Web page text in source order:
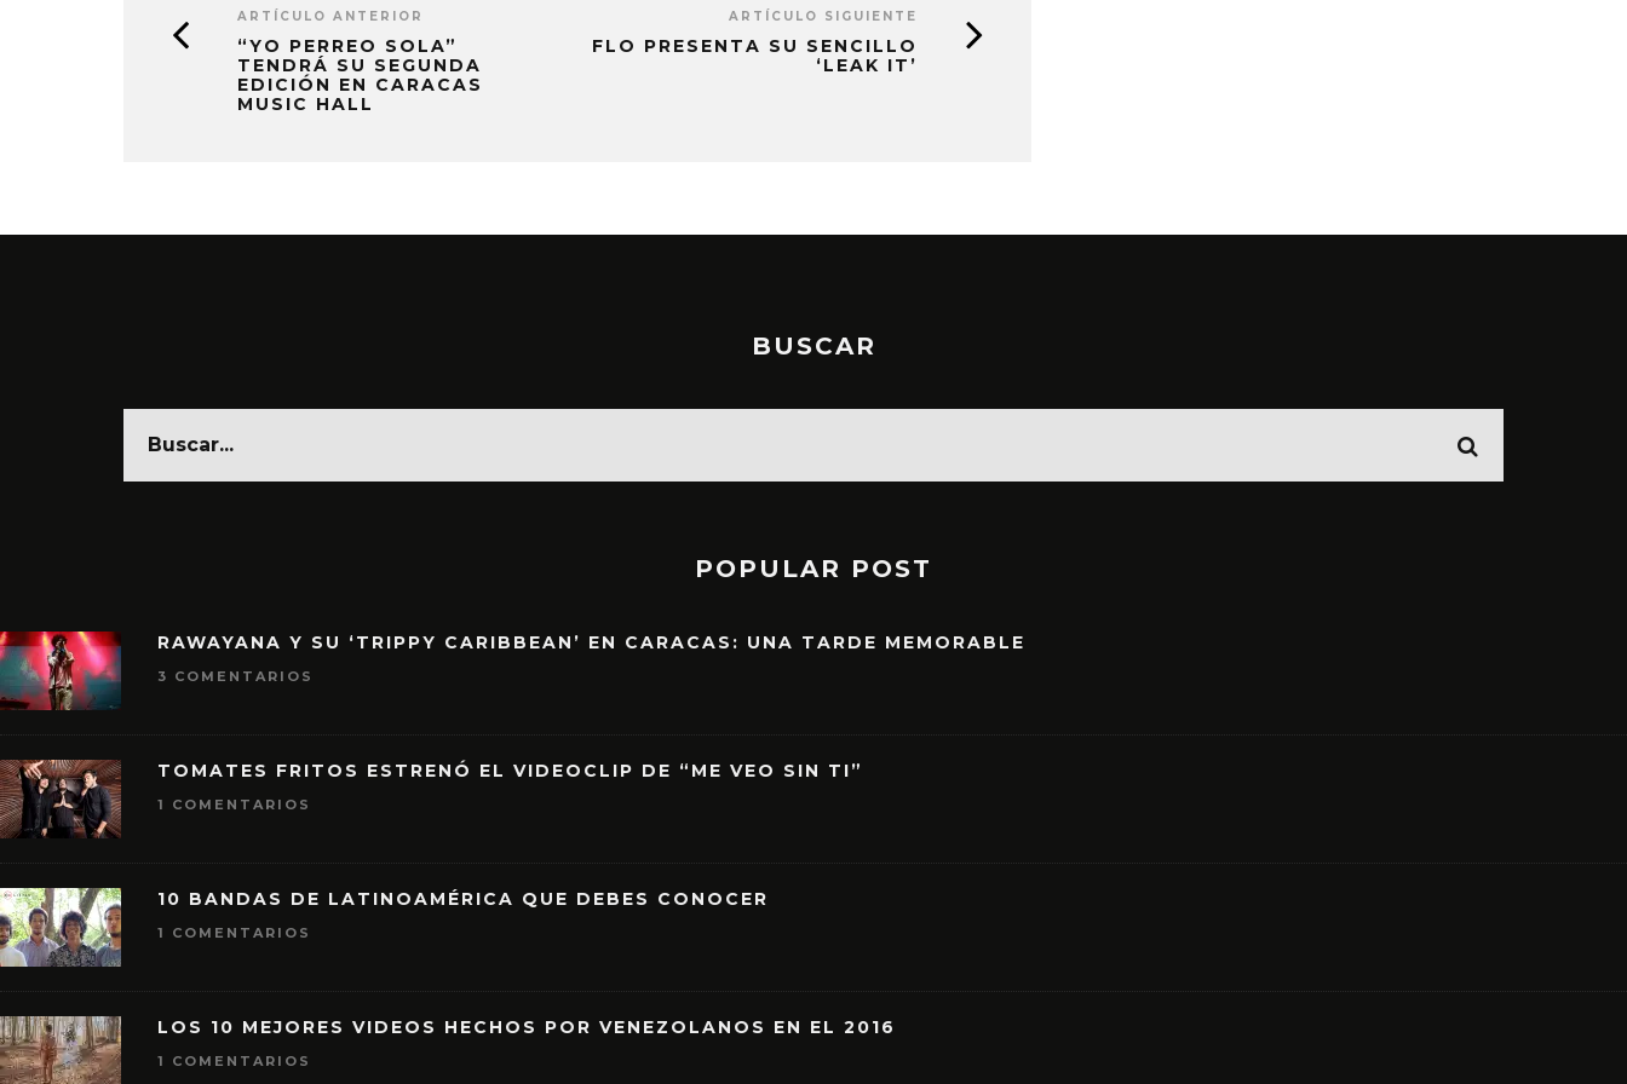
ARTÍCULO ANTERIOR
“YO PERREO SOLA”
TENDRÁ SU SEGUNDA
EDICIÓN EN CARACAS
MUSIC HALL
ARTÍCULO SIGUIENTE
FLO PRESENTA SU SENCILLO
‘LEAK IT’
BUSCAR
POPULAR POST
RAWAYANA Y SU ‘TRIPPY CARIBBEAN’ EN CARACAS: UNA TARDE MEMORABLE
3 COMENTARIOS
TOMATES FRITOS ESTRENÓ EL VIDEOCLIP DE “ME VEO SIN TI”
1 COMENTARIOS
10 BANDAS DE LATINOAMÉRICA QUE DEBES CONOCER
1 COMENTARIOS
LOS 10 MEJORES VIDEOS HECHOS POR VENEZOLANOS EN EL 2016
1 COMENTARIOS